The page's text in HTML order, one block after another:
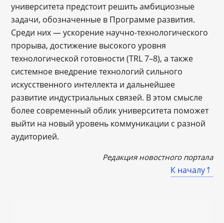
университета предстоит решить амбициозные
задачи, обозначенные в Программе развития.
Среди них ― ускорение научно-технологического
прорыва, достижение высокого уровня
технологической готовности (TRL 7–8), а также
системное внедрение технологий сильного
искусственного интеллекта и дальнейшее
развитие индустриальных связей. В этом смысле
более современный облик университета поможет
выйти на новый уровень коммуникации с разной
аудиторией.
Редакция новостного портала
К началу